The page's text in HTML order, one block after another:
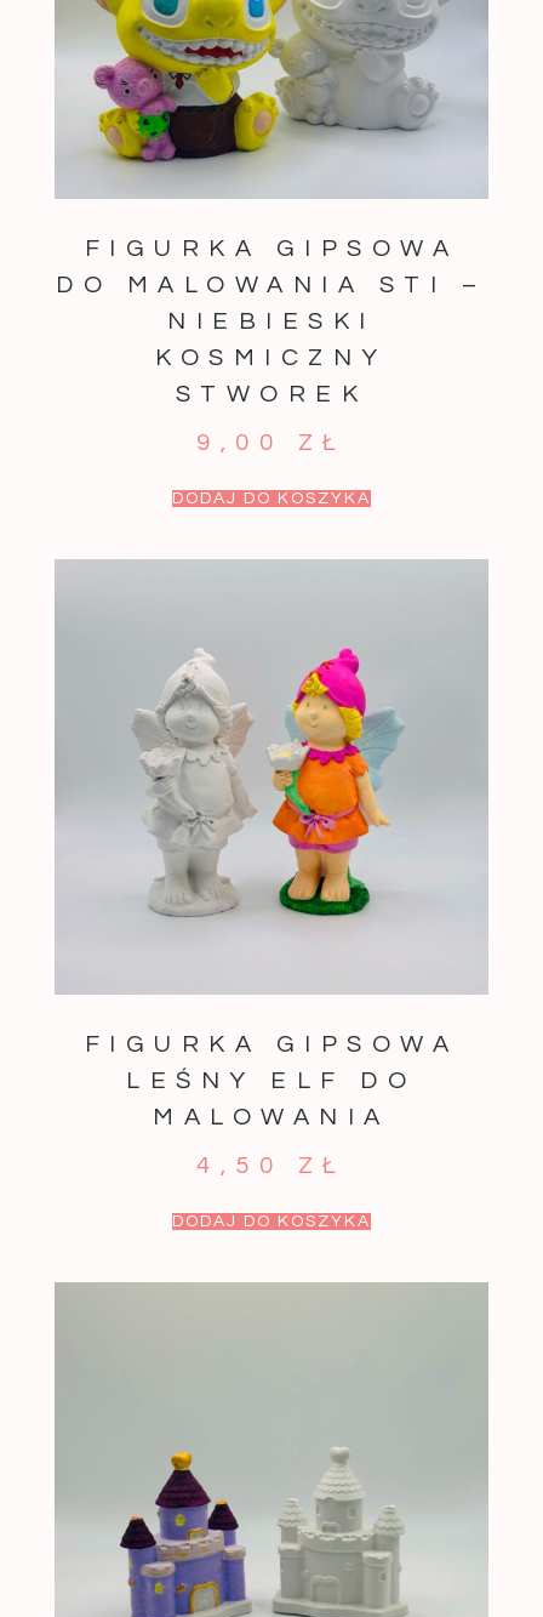
FIGURKA GIPSOWA
DO MALOWANIA STI –
NIEBIESKI
KOSMICZNY
STWOREK
9,00 ZŁ
DODAJ DO KOSZYKA
FIGURKA GIPSOWA
LEŚNY ELF DO
MALOWANIA
4,50 ZŁ
DODAJ DO KOSZYKA